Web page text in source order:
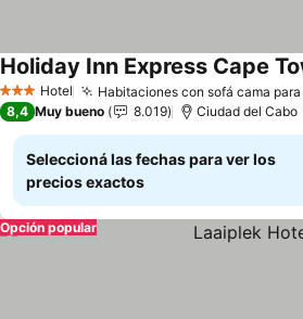
3 Estrellas
Hotel Habitaciones con sofá cama
Ver precios
8,4 Muy bueno 8.019 Ciudad del Cabo
Seleccioná las fechas para ver los
precios exactos
Opción popular